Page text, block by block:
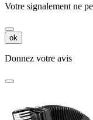
Votre signalement ne
ok
Donnez votre avis